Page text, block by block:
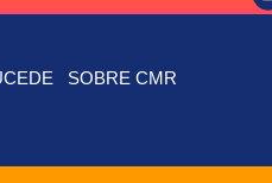
SOBRE CMR